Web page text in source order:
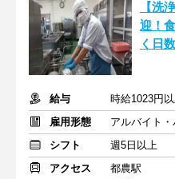
【洗
迎！
く日
給与
時給1023円
雇用形態
アルバイト・
シフト
週5日以上
アクセス
都農駅